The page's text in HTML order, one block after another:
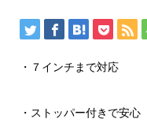
・７インチまで対応
・ストッパー付きで安心